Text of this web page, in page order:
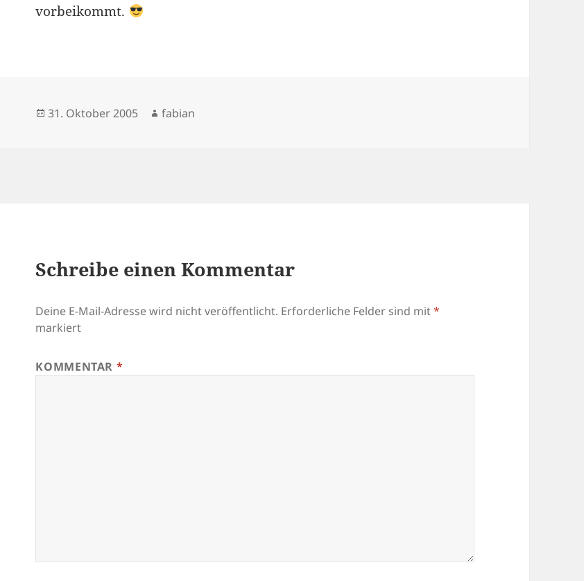
vorbeikommt.
Veröffentlicht
31. Oktober 2005 Autor
fabian
Schreibe einen Kommentar
Deine E-Mail-Adresse wird nicht veröffentlicht. Erforderliche Felder sind mit*
markiert
KOMMENTAR *